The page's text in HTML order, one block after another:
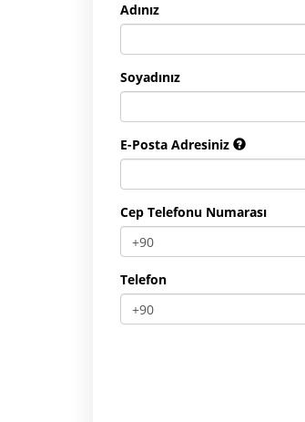
Adınız
Soyadınız
E-Posta Adresiniz
Cep Telefonu Numarası
Telefon